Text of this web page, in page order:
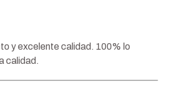
y excelente calidad. 100% lo
calidad.